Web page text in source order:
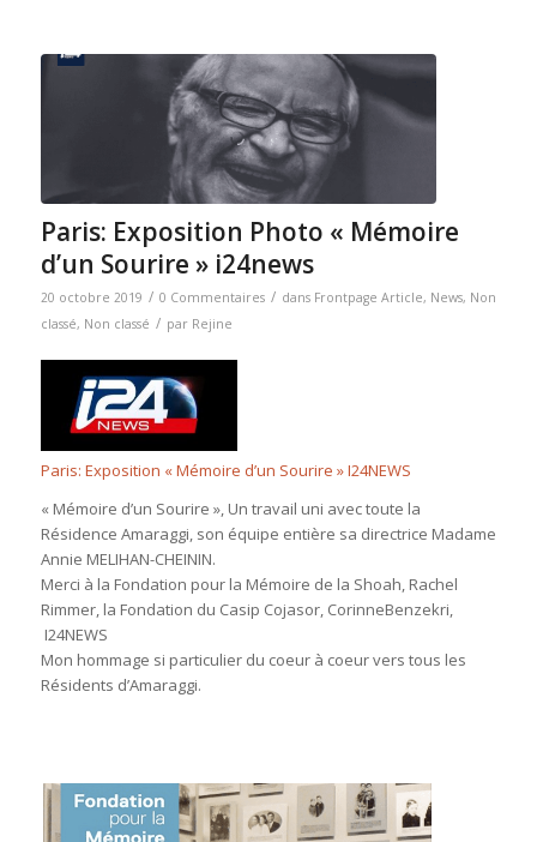
Paris: Exposition Photo « Mémoire
d’un Sourire » i24news
20 octobre 2019 / 0 Commentaires / dans Frontpage Article, News, Non
classé, Non classé / par Rejine
Paris: Exposition « Mémoire d’un Sourire » I24NEWS
« Mémoire d’un Sourire », Un travail uni avec toute la
Résidence Amaraggi, son équipe entière sa directrice Madame
Annie MELIHAN-CHEININ.
Merci à la Fondation pour la Mémoire de la Shoah, Rachel
Rimmer, la Fondation du Casip Cojasor, CorinneBenzekri,
I24NEWS
Mon hommage si particulier du coeur à coeur vers tous les
Résidents d’Amaraggi.